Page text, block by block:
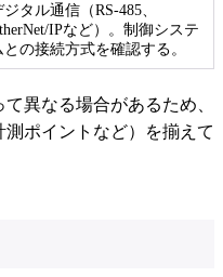
ジタル通信（RS-485、
IPなど）。制御システ
との接続方式を確認する。
異なる場合があるため、
ポイントなど）を揃えて